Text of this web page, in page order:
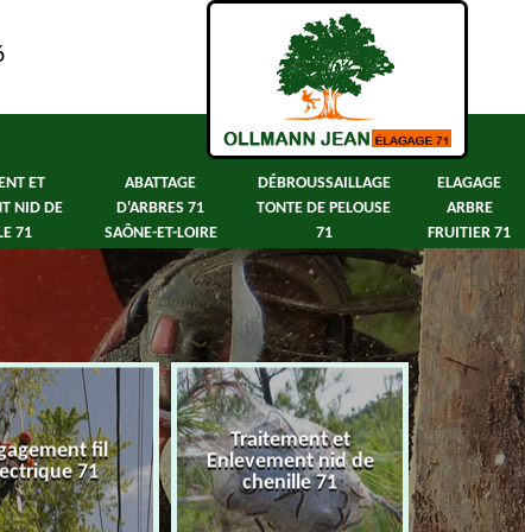
ET
NID DE
71
ABATTAGE
D'ARBRES 71
SAÔNE-ET-LOIRE
DÉBROUSSAILLAGE
TONTE DE PELOUSE
71
ELAGAGE
ARBRE
FRUITIER 71
fil
71
Traitement et
Enlevement nid de
chenille 71